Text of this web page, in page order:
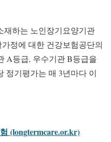
재하는 노인장기요양기관
정에 대한 건강보험공단의
A등급, 우수기관 B등급을
정기평가는 매 3년마다 이
(longtermcare.or.kr)